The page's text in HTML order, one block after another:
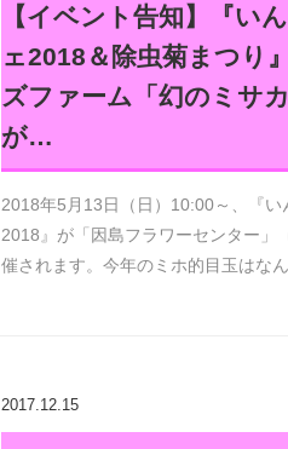
【イベント告知】『い
ェ2018＆除虫菊まつり
ズファーム「幻のミサ
が…
2018年5月13日（日）10:00～、『い
2018』が「因島フラワーセンター」
催されます。今年のミホ的目玉はな
2017.12.15